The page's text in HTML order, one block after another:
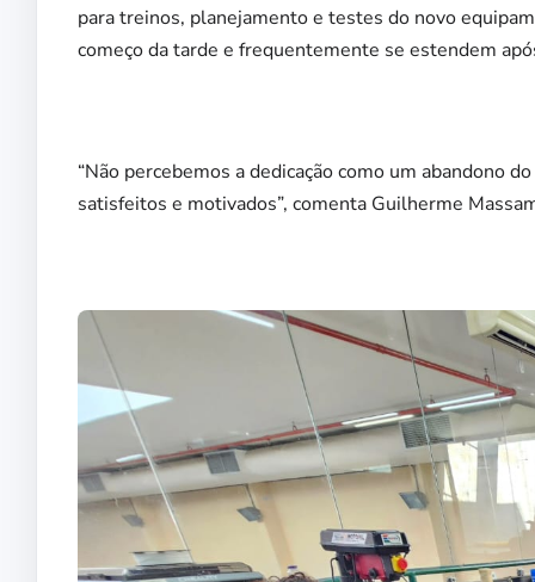
para treinos, planejamento e testes do novo
começo da tarde e frequentemente se estendem
“Não percebemos a dedicação como um abandono
satisfeitos e motivados”, comenta Guilherme